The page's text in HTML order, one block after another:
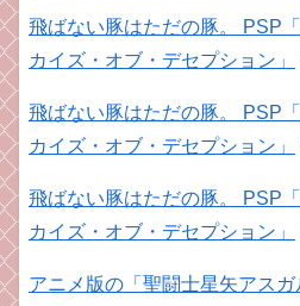
飛ばない豚はただの豚。 PSP
カイズ・オブ・デセプション」
飛ばない豚はただの豚。 PSP
カイズ・オブ・デセプション」
飛ばない豚はただの豚。 PSP
カイズ・オブ・デセプション」
アニメ版の「聖闘士星矢アス